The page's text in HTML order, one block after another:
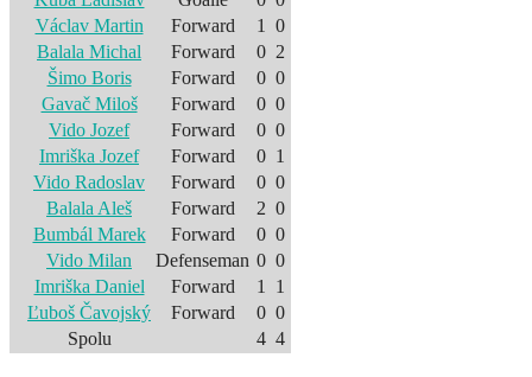
Václav Martin
Forward 1
0
Balala Michal
Forward 0 2
Šimo Boris
Forward 0 0
Gavač Miloš
Forward 0 0
Vido Jozef
Forward 0 0
Imriška Jozef
Forward 0 1
Vido Radoslav
Forward 0 0
Balala Aleš
Forward 2 0
Bumbál Marek
Forward 0 0
Vido Milan
Defenseman 0 0
Imriška Daniel
Forward 1
1
Ľuboš Čavojský
Forward 0 0
Spolu
4 4